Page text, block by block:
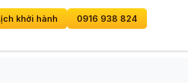
khởi hành 0916 938 824